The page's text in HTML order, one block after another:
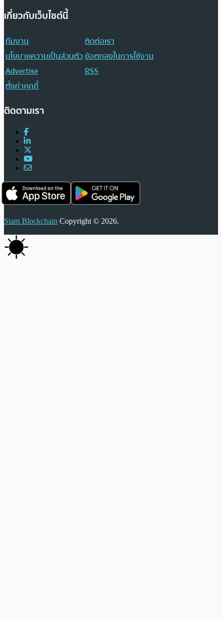
เกี่ยวกับเว็บไซต์นี้
ทีมงาน
ติดต่อเรา
นโยบายความเป็นส่วนตัวข้อตกลงในการใช้งาน
Advertise
RSS
ตั้งค่าคุกกี้
ติดตามเรา
Siam Blockchain Copyright © 2026.